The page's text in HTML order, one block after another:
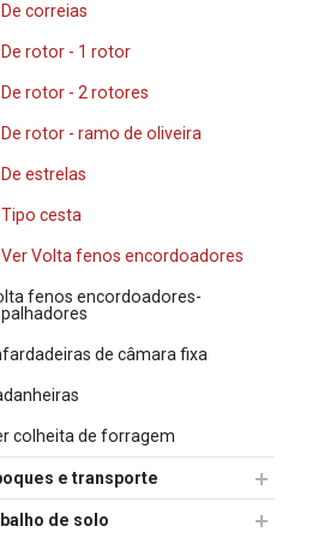
De correias
De rotor - 1 rotor
De rotor - 2 rotores
De rotor - ramo de oliveira
De estrelas
Tipo cesta
Ver Volta fenos encordoadores
fenos encordoadores-
de câmara fixa
colheita de forragem
e transporte
de solo